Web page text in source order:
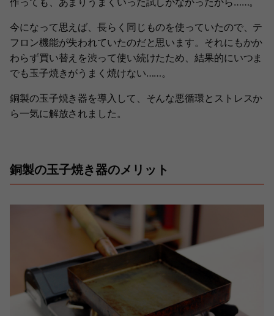
今になって思えば、長らく同じものを使っていたので、テ
フロン機能が失われていたのだと思います。それにもかか
わらず買い替えを渋って使い続けたため、結果的にいつま
でも玉子焼きがうまく焼けない……。
銅製の玉子焼き器を導入して、そんな悪循環とストレスか
ら一気に解放されました。
銅製の玉子焼き器のメリット